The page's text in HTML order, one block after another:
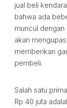
jual beli
bahwa ada
muncul dengan
akan
memberikan
pembeli.
Salah satu
Rp 40 juta